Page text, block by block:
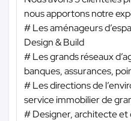
nous apportons notre
# Les aménageurs
Design & Build
# Les grands réseaux
banques, assurances,
# Les directions de
service immobilier de
# Designer, architecte